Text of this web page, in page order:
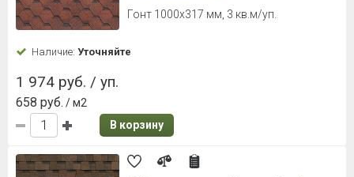
Гонт 1000х317 мм, 3 кв.м/уп.
Наличие: Уточняйте
1 974 руб. / уп.
658 руб. / м2
В корзину